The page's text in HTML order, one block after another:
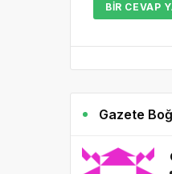
BIR CEVAP
Gazete